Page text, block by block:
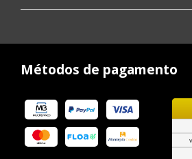
Métodos de pagamento